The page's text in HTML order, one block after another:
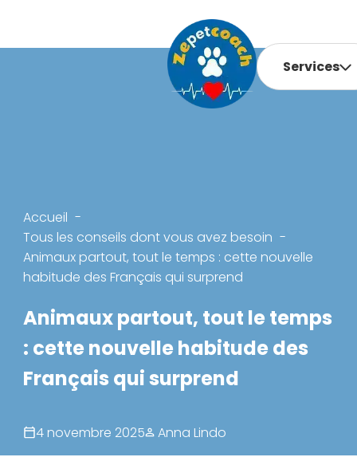
Services
Accueil
Tous les conseils dont vous avez besoin
Animaux partout, tout le temps : cette nouvelle
habitude des Français qui surprend
Animaux partout, tout le temps
: cette nouvelle habitude des
Français qui surprend
4 novembre 2025 Anna Lindo